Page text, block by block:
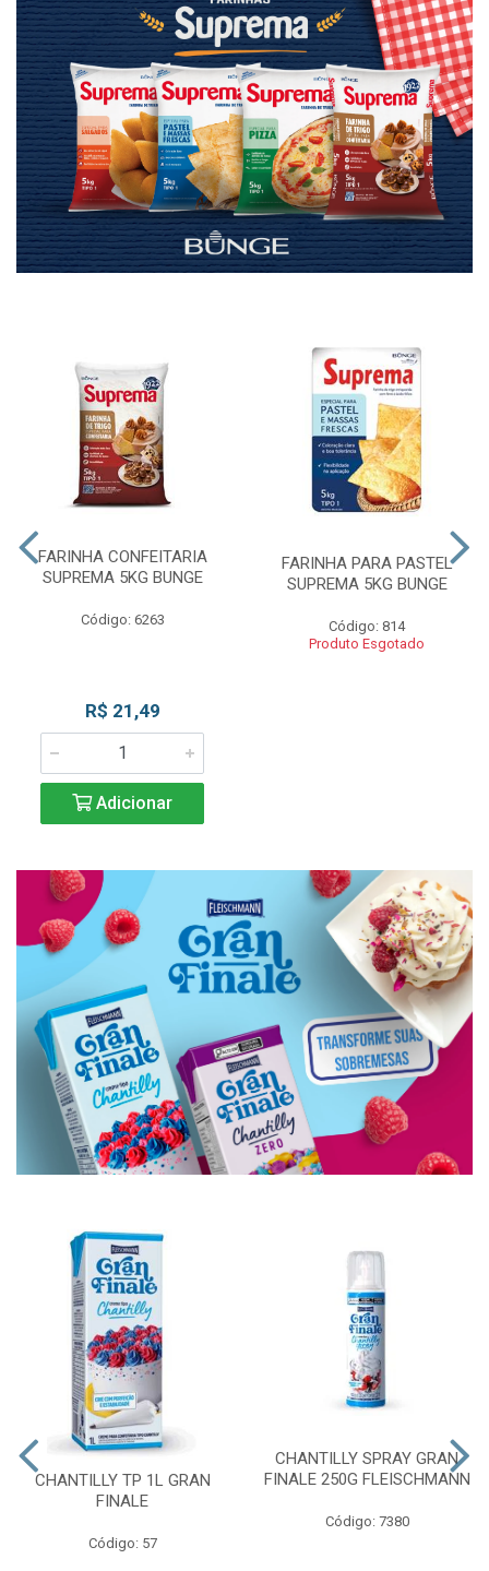
FARINHA CONFEITARIA
SUPREMA 5KG BUNGE
Código: 6263
R$ 21,49
Adicionar
FARINHA PARA PASTEL
SUPREMA 5KG BUNGE
Código: 814
Produto Esgotado
CHANTILLY TP 1L GRAN
FINALE
Código: 57
CHANTILLY SPRAY GRAN
FINALE 250G FLEISCHMANN
Código: 7380